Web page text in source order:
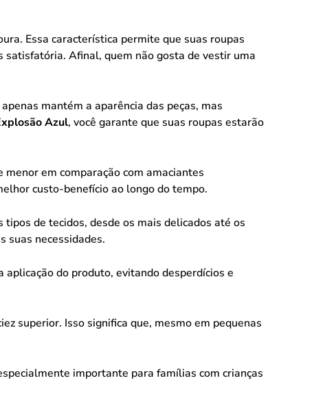
Essa característica permite que suas roupas
satisfatória. Afinal, quem não gosta de vestir uma
mantém a aparência das peças, mas
Azul, você garante que suas roupas estarão
em comparação com amaciantes
custo-benefício ao longo do tempo.
de tecidos, desde os mais delicados até os
suas necessidades.
do produto, evitando desperdícios e
superior. Isso significa que, mesmo em pequenas
importante para famílias com crianças